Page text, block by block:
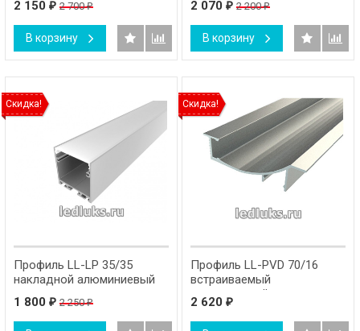
2 150 ₽ 2 700₽
В корзину
2 070 ₽ 2 200₽
В корзину
Скидка!
Профиль LL-LP 35/35
накладной алюминиевый
1 800 ₽ 2 250₽
Скидка!
Профиль LL-PVD 70/16
встраиваемый
алюминиевый
2 620 ₽